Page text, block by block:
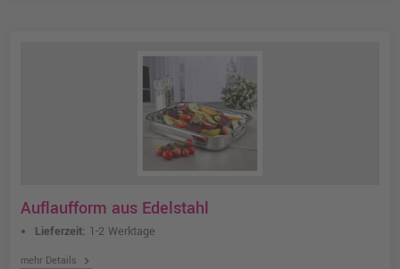
Auflaufform aus Edelstahl
Lieferzeit: 1-2 Werktage
mehr Details chevron_right